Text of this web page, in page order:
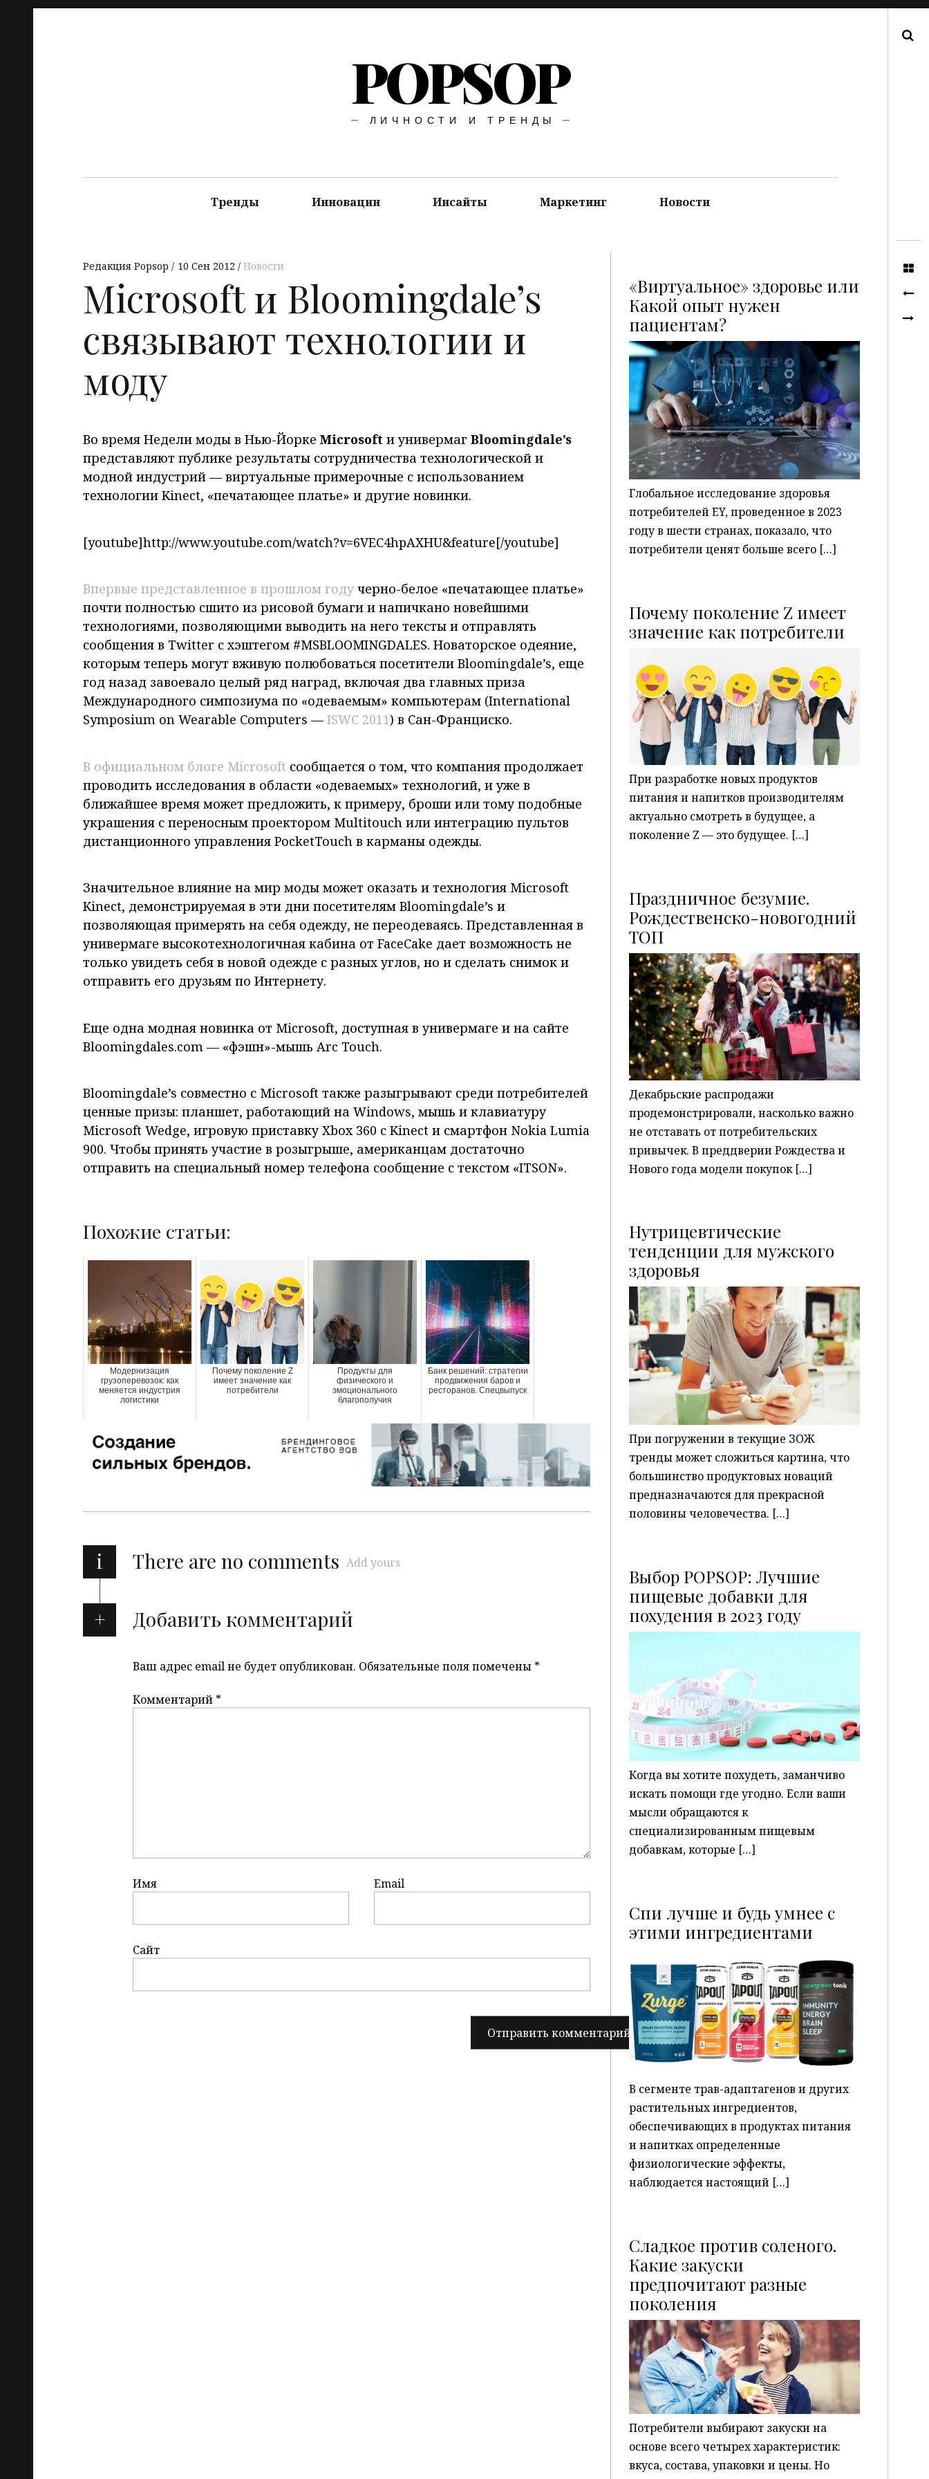
POPSOP
ЛИЧНОСТИ И ТРЕНДЫ
Тренды Инновации Инсайты Маркетинг Новости
Редакция Popsop 10 Сен 2012 Новости
Microsoft и Bloomingdale’s
связывают технологии и
моду
Во время Недели моды в Нью-Йорке Microsoft и универмаг Bloomingdale’s
представляют публике результаты сотрудничества технологической и
модной индустрий — виртуальные примерочные с использованием
технологии Kinect, «печатающее платье» и другие новинки.
[youtube]http://www.youtube.com/watch?v=6VEC4hpAXHU&feature[/youtube]
Впервые представленное в прошлом году черно-белое «печатающее платье»
почти полностью сшито из рисовой бумаги и напичкано новейшими
технологиями, позволяющими выводить на него тексты и отправлять
сообщения в Twitter с хэштегом #MSBLOOMINGDALES. Новаторское одеяние,
которым теперь могут вживую полюбоваться посетители Bloomingdale’s, еще
год назад завоевало целый ряд наград, включая два главных приза
Международного симпозиума по «одеваемым» компьютерам (International
Symposium on Wearable Computers — ISWC 2011) в Сан-Франциско.
В официальном блоге Microsoft сообщается о том, что компания продолжает
проводить исследования в области «одеваемых» технологий, и уже в
ближайшее время может предложить, к примеру, броши или тому подобные
украшения с переносным проектором Multitouch или интеграцию пультов
дистанционного управления PocketTouch в карманы одежды.
Значительное влияние на мир моды может оказать и технология Microsoft
Kinect, демонстрируемая в эти дни посетителям Bloomingdale’s и
позволяющая примерять на себя одежду, не переодеваясь. Представленная в
универмаге высокотехнологичная кабина от FaceCake дает возможность не
только увидеть себя в новой одежде с разных углов, но и сделать снимок и
отправить его друзьям по Интернету.
Еще одна модная новинка от Microsoft, доступная в универмаге и на сайте
Bloomingdales.com — «фэшн»-мышь Arc Touch.
Bloomingdale’s совместно с Microsoft также разыгрывают среди потребителей
ценные призы: планшет, работающий на Windows, мышь и клавиатуру
Microsoft Wedge, игровую приставку Xbox 360 с Kinect и смартфон Nokia Lumia
900. Чтобы принять участие в розыгрыше, американцам достаточно
отправить на специальный номер телефона сообщение с текстом «ITSON».
Похожие статьи:
Модернизация
грузоперевозок: как
меняется индустрия
логистики
Почему поколение Z
имеет значение как
потребители
Продукты для
физического и
эмоционального
благополучия
Банк решений: стратегии
продвижения баров и
ресторанов. Спецвыпуск
i There are no comments Add yours
Добавить комментарий
Ваш адрес email не будет опубликован. Обязательные поля помечены *
Комментарий *
Имя Email
Сайт
«Виртуальное» здоровье или
Какой опыт нужен
пациентам?P
Глобальное исследование здоровья
потребителей EY, проведенное в 2023
году в шести странах, показало, что
потребители ценят больше всего […]
Почему поколение Z имеет
значение как потребители
P
При разработке новых продуктов
питания и напитков производителям
актуально смотреть в будущее, а
поколение Z — это будущее. […]
Праздничное безумие.
Рождественско-новогодний
ТОП
P
Декабрьские распродажи
продемонстрировали, насколько важно
не отставать от потребительских
привычек. В преддверии Рождества и
Нового года модели покупок […]
Нутрицевтические
тенденции для мужского
здоровья P
При погружении в текущие ЗОЖ
тренды может сложиться картина, что
большинство продуктовых новаций
предназначаются для прекрасной
половины человечества. […]
Выбор POPSOP: Лучшие
пищевые добавки для
похудения в 2023 году
P
Когда вы хотите похудеть, заманчиво
искать помощи где угодно. Если ваши
мысли обращаются к
специализированным пищевым
добавкам, которые […]
Спи лучше и будь умнее с
этими ингредиентами
P
В сегменте трав-адаптагенов и других
растительных ингредиентов,
обеспечивающих в продуктах питания
и напитках определенные
физиологические эффекты,
наблюдается настоящий […]
Сладкое против соленого.
Какие закуски
предпочитают разные
поколенияP
Потребители выбирают закуски на
основе всего четырех характеристик:
вкуса, состава, упаковки и цены. Но